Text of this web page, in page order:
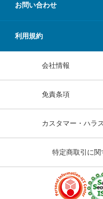
お問い合わせ
利用規約
会社情報
カスタマー・ハラ
免責条項
特定商取引に